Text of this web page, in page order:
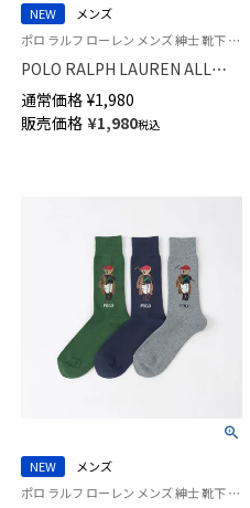
NEW
メンズ
ポロ ラルフ ローレン メンズ 紳士 靴下 カジュアル 26SS
POLO RALPH LAUREN ALL
OVERシーズンベア ポロベア
25cm丈 クルー丈 ソックス
02012512
通常価格 ¥1,980
販売価格 ¥1,980税込
NEW
メンズ
ポロ ラルフ ローレン メンズ 紳士 靴下 カジュアル 26SS